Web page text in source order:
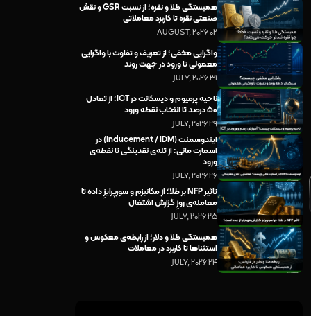
همبستگی طلا و نقره؛ از نسبت GSR و نقش
صنعتی نقره تا کاربرد معاملاتی
02 AUGUST, 2026
واگرایی مخفی؛ از تعریف و تفاوت با واگرایی
معمولی تا ورود در جهت روند
31 JULY, 2026
ناحیه پرمیوم و دیسکانت در ICT؛ از تعادل
۵۰ درصد تا انتخاب نقطه ورود
29 JULY, 2026
ایندوسمنت (Inducement / IDM) در
اسمارت مانی: از تله‌ی نقدینگی تا نقطه‌ی
ورود
26 JULY, 2026
تاثیر NFP بر طلا؛ از مکانیزم و سورپرایزِ داده تا
معامله‌ی روزِ گزارش اشتغال
25 JULY, 2026
همبستگی طلا و دلار؛ از رابطه‌ی معکوس و
استثناها تا کاربرد در معاملات
24 JULY, 2026